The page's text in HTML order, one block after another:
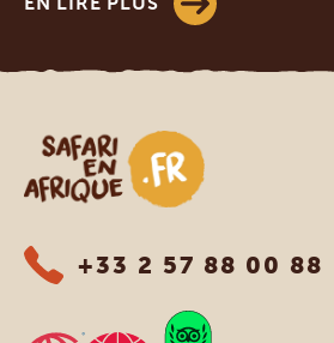
Safari en Afrique
+33 2 57 88 00 88